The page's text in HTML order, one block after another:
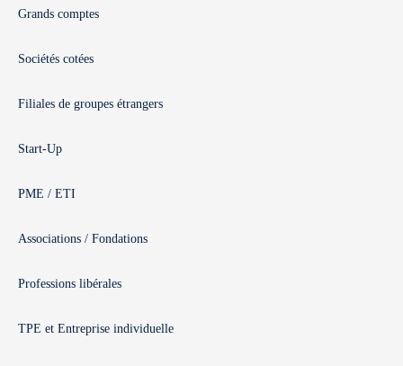
Grands comptes
Sociétés cotées
Filiales de groupes étrangers
Start-Up
PME / ETI
Associations / Fondations
Professions libérales
TPE et Entreprise individuelle